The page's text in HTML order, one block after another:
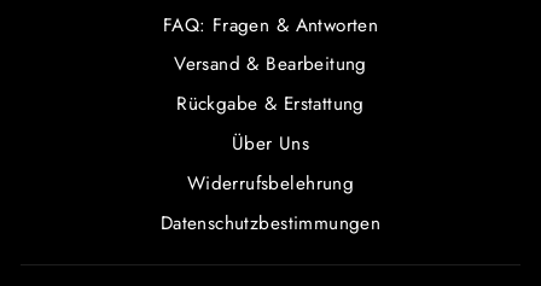
FAQ: Fragen & Antworten
Versand & Bearbeitung
Rückgabe & Erstattung
Über Uns
Widerrufsbelehrung
Datenschutzbestimmungen